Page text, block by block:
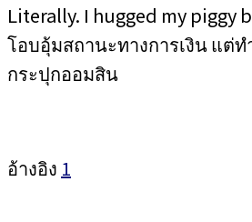
Literally. I hugged my piggy
โอบอุ้มสถานะทางการเงิน แต่
กระปุกออมสิน
อ้างอิง 1